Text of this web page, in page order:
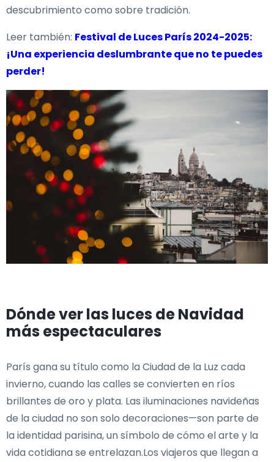
descubrimiento como sobre tradición.
Leer también: Festival de Luces París 2024-2025:
¡Una experiencia deslumbrante que no te puedes
perder!
Dónde ver las luces de Navidad
más espectaculares
París gana su título como la Ciudad de la Luz cada
invierno, cuando las calles se convierten en ríos
brillantes de oro y plata. Las iluminaciones navideñas
de la ciudad no son solo decoraciones—son parte de
la identidad parisina, un símbolo de cómo el arte y la
vida cotidiana se entrelazan.Los viajeros que llegan a